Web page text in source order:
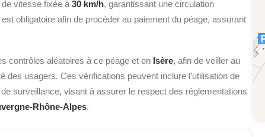
de vitesse fixée à 30 km/h, garantissant une circulation
obligatoire afin de procéder au paiement du péage, assurant
contrôles aléatoires à ce péage et en Isère, afin de veiller au
des usagers. Ces vérifications peuvent inclure l’utilisation de
surveillance, visant à assurer le respect des réglementations
Rhône-Alpes.